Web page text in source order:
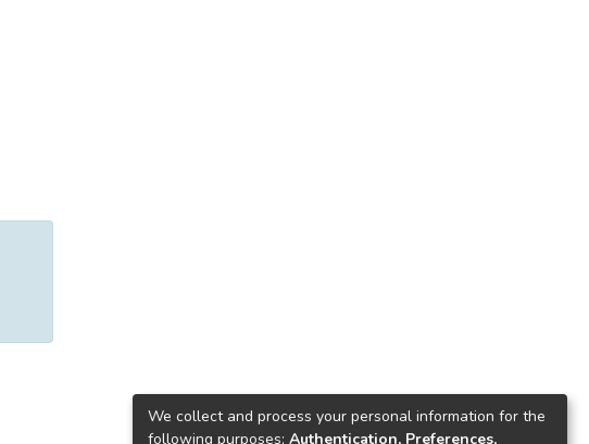
We collect and process your personal information for the
following purposes: Authentication, Preferences,